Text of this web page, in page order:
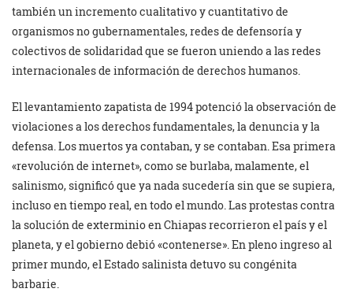
también un incremento cualitativo y cuantitativo de
organismos no gubernamentales, redes de defensoría y
colectivos de solidaridad que se fueron uniendo a las redes
internacionales de información de derechos humanos.
El levantamiento zapatista de 1994 potenció la observación de
violaciones a los derechos fundamentales, la denuncia y la
defensa. Los muertos ya contaban, y se contaban. Esa primera
«revolución de internet», como se burlaba, malamente, el
salinismo, significó que ya nada sucedería sin que se supiera,
incluso en tiempo real, en todo el mundo. Las protestas contra
la solución de exterminio en Chiapas recorrieron el país y el
planeta, y el gobierno debió «contenerse». En pleno ingreso al
primer mundo, el Estado salinista detuvo su congénita
barbarie.